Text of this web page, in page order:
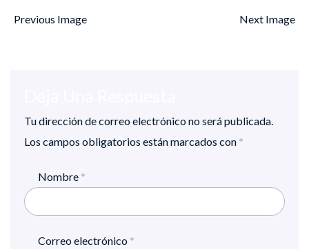
Previous Image Next Image
Tu dirección de correo electrónico no será publicada.
Los campos obligatorios están marcados con *
Nombre *
Correo electrónico *